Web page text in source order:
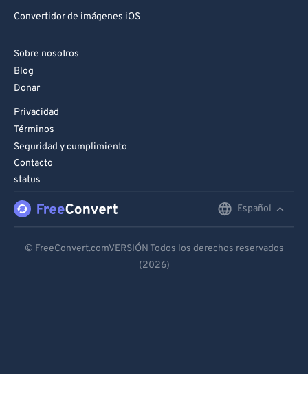
Convertidor de imágenes iOS
Sobre nosotros
Blog
Donar
Privacidad
Términos
Seguridad y cumplimiento
Contacto
status
Español
Español
© FreeConvert.comVERSIÓN Todos los derechos reservados
(2026)